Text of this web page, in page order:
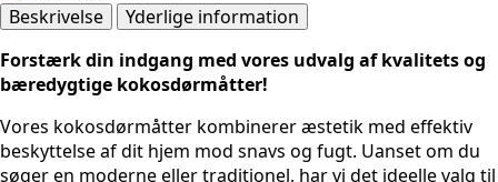
antal
Beskrivelse
Yderlige information
Forstærk din indgang med vores udvalg af kvalitets og
bæredygtige kokosdørmåtter!
Vores kokosdørmåtter kombinerer æstetik med effektiv
beskyttelse af dit hjem mod snavs og fugt. Uanset om du
søger en moderne eller traditionel, har vi det ideelle valg til